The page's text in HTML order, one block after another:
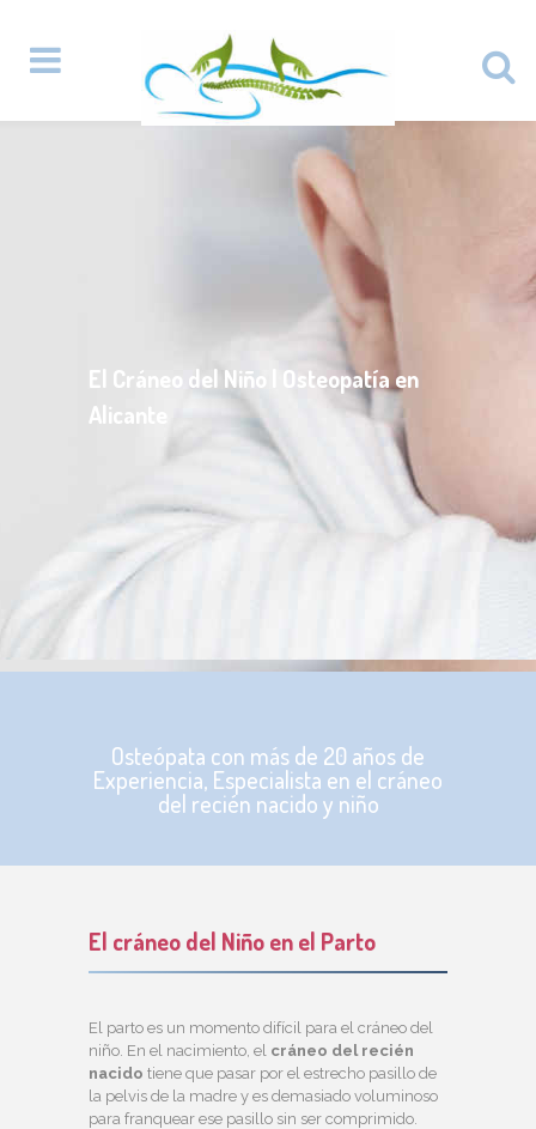
El Cráneo del Niño | Osteopatía en
Alicante
Osteópata con más de 20 años de
Experiencia, Especialista en el cráneo
del recién nacido y niño
El cráneo del Niño en el Parto
El parto es un momento difícil para el cráneo del
niño. En el nacimiento, el cráneo del recién
nacido tiene que pasar por el estrecho pasillo de
la pelvis de la madre y es demasiado voluminoso
para franquear ese pasillo sin ser comprimido.